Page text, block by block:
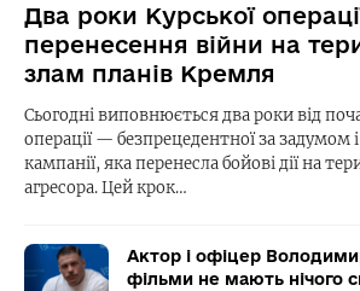
Два роки Курської
перенесення війни на
злам планів Кремля
Сьогодні виповнюється два роки від
операції — безпрецедентної за задумом
кампанії, яка перенесла бойові дії на
агресора. Цей крок…
Актор і офіцер
фільми не мають нічого